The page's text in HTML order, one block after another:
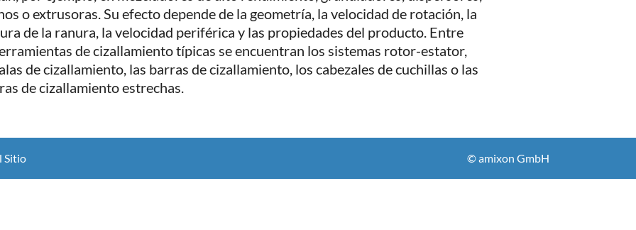
o extrusoras. Su efecto depende de la geometría, la velocidad de rotación, la
de la ranura, la velocidad periférica y las propiedades del producto. Entre
de cizallamiento típicas se encuentran los sistemas rotor-estator,
de cizallamiento, las barras de cizallamiento, los cabezales de cuchillas o las
de cizallamiento estrechas.
Sitio © amixon GmbH